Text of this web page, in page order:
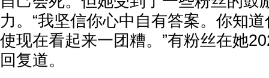
力。“我坚信你心中自有答案。你知
使现在看起来一团糟。”有粉丝在她
回复道。